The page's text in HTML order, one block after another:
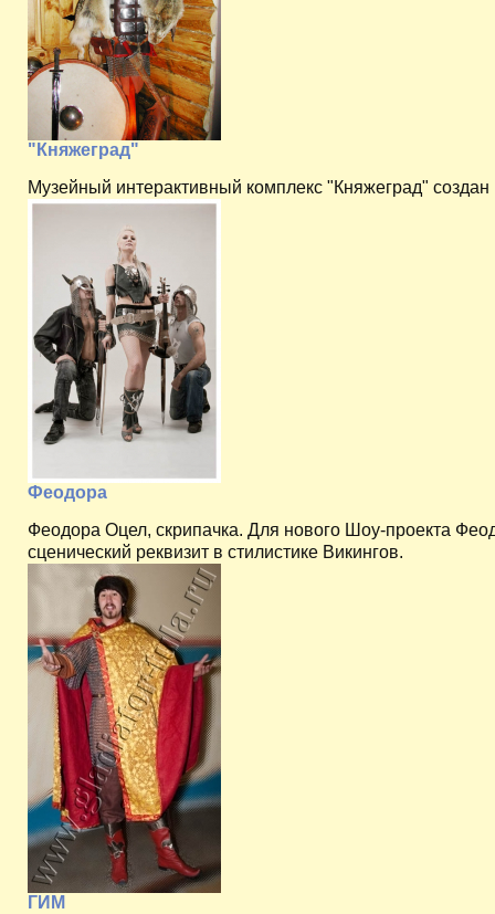
"Княжеград"
Музейный интерактивный комплекс "Княжеград"
Феодора
Феодора Оцел, скрипачка. Для нового Шоу-проекта
сценический реквизит в стилистике Викингов.
ГИМ